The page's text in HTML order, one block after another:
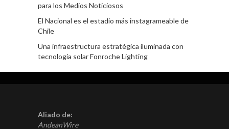
para los Medios Noticiosos
El Nacional es el estadio más instagrameable de
Chile
Una infraestructura estratégica iluminada con
tecnología solar Fonroche Lighting
Aliado de:
AndeanWire